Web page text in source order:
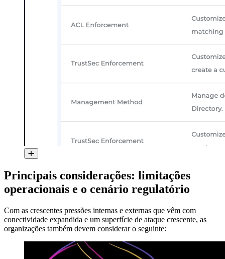
Principais considerações: limitações
operacionais e o cenário regulatório
Com as crescentes pressões internas e externas que vêm com
conectividade expandida e um superfície de ataque crescente, as
organizações também devem considerar o seguinte: